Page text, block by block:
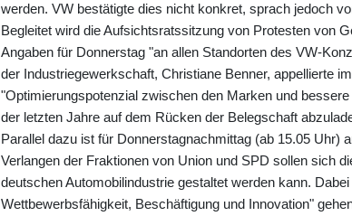
werden. VW bestätigte dies nicht konkret, sprach jedoch
Begleitet wird die Aufsichtsratssitzung von Protesten von
Angaben für Donnerstag "an allen Standorten des VW-
der Industriegewerkschaft, Christiane Benner, appellierte
"Optimierungspotenzial zwischen den Marken und
der letzten Jahre auf dem Rücken der Belegschaft
Parallel dazu ist für Donnerstagnachmittag (ab 15.05 Uhr)
Verlangen der Fraktionen von Union und SPD sollen sich
deutschen Automobilindustrie gestaltet werden kann.
Wettbewerbsfähigkeit, Beschäftigung und Innovation"